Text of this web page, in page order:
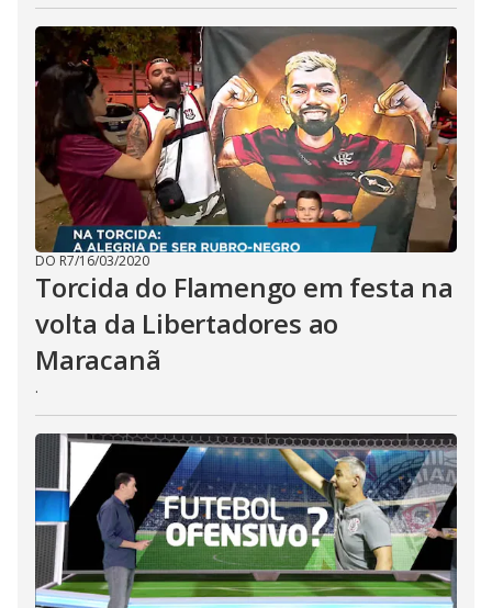
DO R7/16/03/2020
Torcida do Flamengo em festa na
volta da Libertadores ao
Maracanã
.